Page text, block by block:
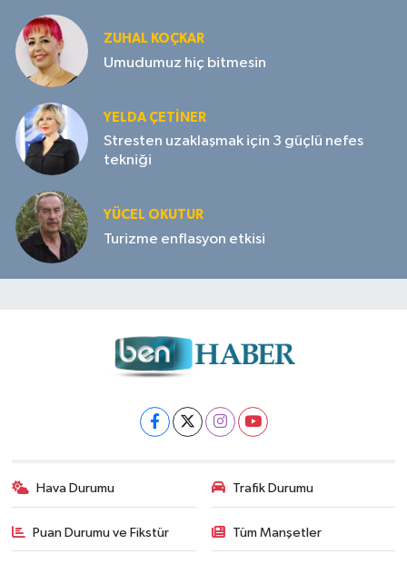
ZUHAL KOÇKAR
Umudumuz hiç bitmesin
YELDA ÇETİNER
Stresten uzaklaşmak için 3 güçlü nefes
tekniği
YÜCEL OKUTUR
Turizme enflasyon etkisi
Hava Durumu Trafik Durumu
Puan Durumu ve Fikstür Tüm Manşetler